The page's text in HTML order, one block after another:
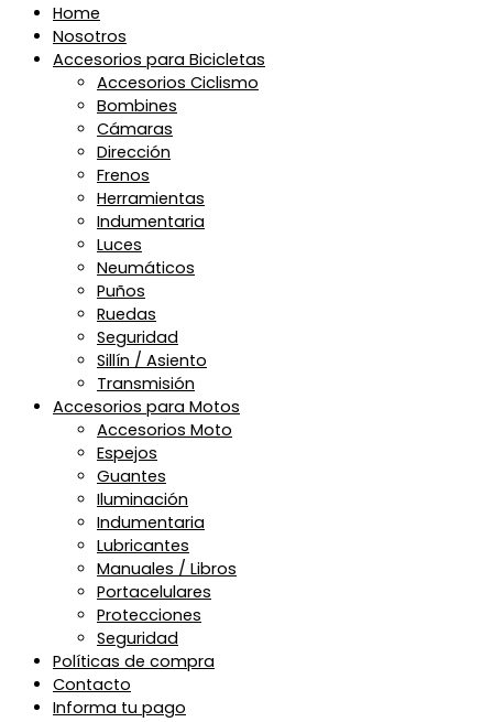
Home
Nosotros
Accesorios para Bicicletas
Accesorios Ciclismo
Bombines
Cámaras
Dirección
Frenos
Herramientas
Indumentaria
Luces
Neumáticos
Puños
Ruedas
Seguridad
Sillín / Asiento
Transmisión
Accesorios para Motos
Accesorios Moto
Espejos
Guantes
Iluminación
Indumentaria
Lubricantes
Manuales / Libros
Portacelulares
Protecciones
Seguridad
Políticas de compra
Contacto
Informa tu pago